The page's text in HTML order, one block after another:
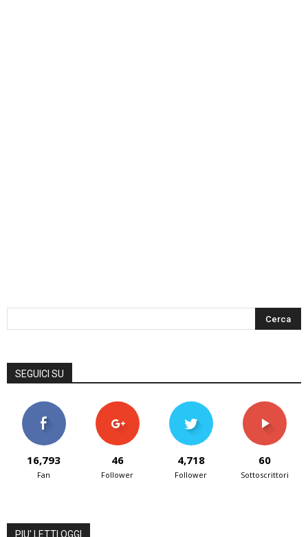
SEGUICI SU
16,793
Fan
46
Follower
4,718
Follower
60
Sottoscrittori
PIU' LETTI OGGI